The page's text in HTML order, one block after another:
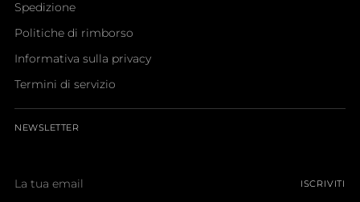
Spedizione
Politiche di rimborso
Informativa sulla privacy
Termini di servizio
NEWSLETTER
tua
ISCRIVITI